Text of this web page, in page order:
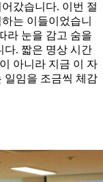
갔습니다. 이번 절
는 이들이었습니
라 눈을 감고 숨을
다. 짧은 명상 시간
아니라 지금 이 자
일임을 조금씩 체감